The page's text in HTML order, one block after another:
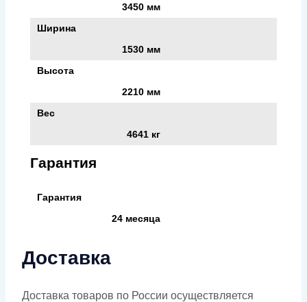
3450 мм
Ширина
1530 мм
Высота
2210 мм
Вес
4641 кг
Гарантия
Гарантия
24 месяца
Доставка
Доставка товаров по России осуществляется